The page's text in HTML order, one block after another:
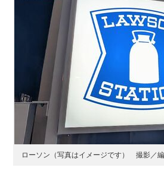
ローソン（写真はイメージです） 撮影／